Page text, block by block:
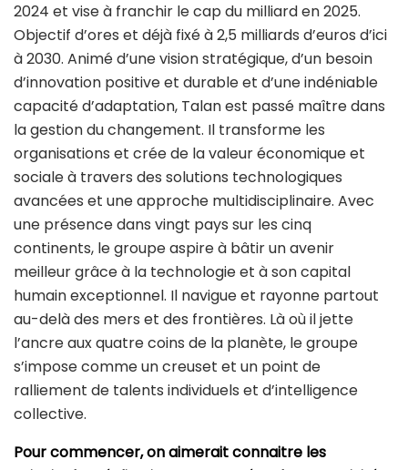
2024 et vise à franchir le cap du milliard en 2025.
Objectif d’ores et déjà fixé à 2,5 milliards d’euros d’ici
à 2030. Animé d’une vision stratégique, d’un besoin
d’innovation positive et durable et d’une indéniable
capacité d’adaptation, Talan est passé maître dans
la gestion du changement. Il transforme les
organisations et crée de la valeur économique et
sociale à travers des solutions technologiques
avancées et une approche multidisciplinaire. Avec
une présence dans vingt pays sur les cinq
continents, le groupe aspire à bâtir un avenir
meilleur grâce à la technologie et à son capital
humain exceptionnel. Il navigue et rayonne partout
au-delà des mers et des frontières. Là où il jette
l’ancre aux quatre coins de la planète, le groupe
s’impose comme un creuset et un point de
ralliement de talents individuels et d’intelligence
collective.
Pour commencer, on aimerait connaitre les